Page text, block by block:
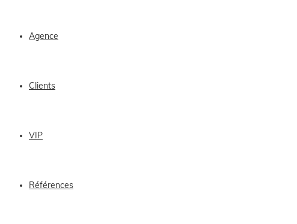
Agence
Clients
VIP
Références